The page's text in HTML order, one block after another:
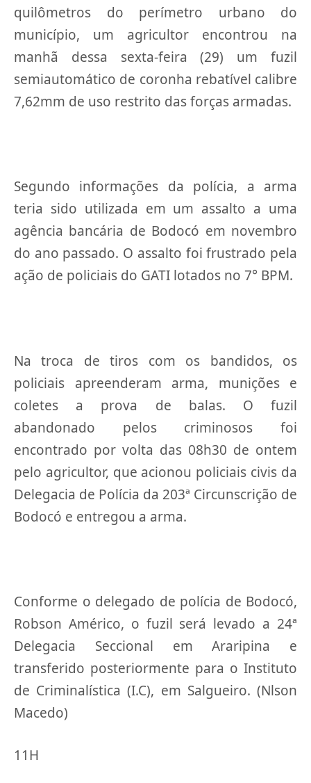
quilômetros do perímetro urbano do
município, um agricultor encontrou na
manhã dessa sexta-feira (29) um fuzil
semiautomático de coronha rebatível calibre
7,62mm de uso restrito das forças armadas.
Segundo informações da polícia, a arma
teria sido utilizada em um assalto a uma
agência bancária de Bodocó em novembro
do ano passado. O assalto foi frustrado pela
ação de policiais do GATI lotados no 7° BPM.
Na troca de tiros com os bandidos, os
policiais apreenderam arma, munições e
coletes a prova de balas. O fuzil
abandonado pelos criminosos foi
encontrado por volta das 08h30 de ontem
pelo agricultor, que acionou policiais civis da
Delegacia de Polícia da 203ª Circunscrição de
Bodocó e entregou a arma.
Conforme o delegado de polícia de Bodocó,
Robson Américo, o fuzil será levado a 24ª
Delegacia Seccional em Araripina e
transferido posteriormente para o Instituto
de Criminalística (I.C), em Salgueiro. (Nlson
Macedo)
11H